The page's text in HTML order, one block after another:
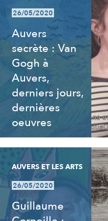
26/05/2020
Auvers
secrète : Van
Gogh à
Auvers,
derniers jours,
dernières
oeuvres
AUVERS ET LES ARTS
26/05/2020
Guillaume